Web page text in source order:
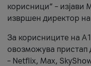
корисници“ – изјави
извршен директор
За корисниците на
овозможува пристап
– Netflix, Max,